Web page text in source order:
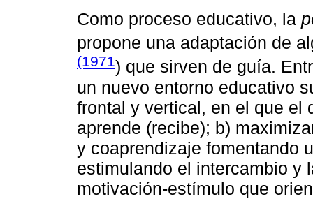
Como proceso educativo, la
propone una adaptación de
(1971) que sirven de guía.
un nuevo entorno educativo
frontal y vertical, en el que el
aprende (recibe); b)
y coaprendizaje fomentando
estimulando el intercambio y
motivación-estímulo que